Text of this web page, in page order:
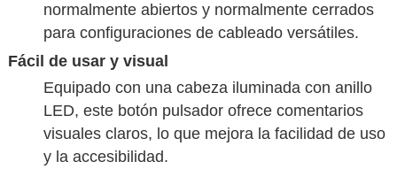
normalmente abiertos y normalmente cerrados
para configuraciones de cableado versátiles.
Fácil de usar y visual
Equipado con una cabeza iluminada con anillo
LED, este botón pulsador ofrece comentarios
visuales claros, lo que mejora la facilidad de uso
y la accesibilidad.